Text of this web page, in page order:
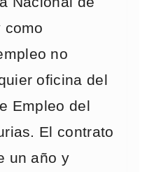
como
no
oficina del
Empleo del
El contrato
un año y